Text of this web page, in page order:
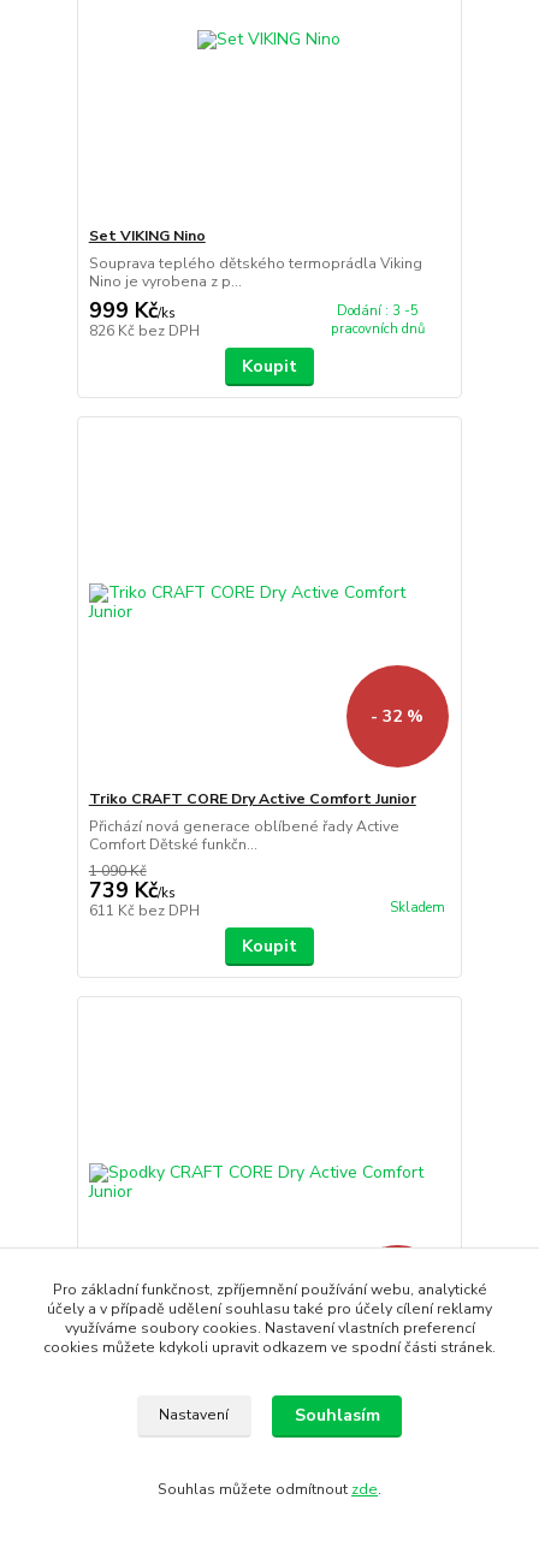
Set VIKING Nino
Souprava teplého dětského termoprádla Viking
Nino je vyrobena z p...
999 Kč/ks
826 Kč bez DPH
Dodání : 3 -5
pracovních dnů
Koupit
- 32 %
Triko CRAFT CORE Dry Active Comfort Junior
Přichází nová generace oblíbené řady Active
Comfort Dětské funkčn...
1 090 Kč
739 Kč/ks
611 Kč bez DPH Skladem
Koupit
- 32 %
Přichází nová generace oblíbené řady Active
Comfort Dětské funkčn...
bez DPH
Pro základní funkčnost, zpříjemnění používání webu, analytické
účely a v případě udělení souhlasu také pro účely cílení reklamy
využíváme soubory cookies. Nastavení vlastních preferencí
cookies můžete kdykoli upravit odkazem ve spodní části stránek.
Nastavení Souhlasím
Souhlas můžete odmítnout zde.